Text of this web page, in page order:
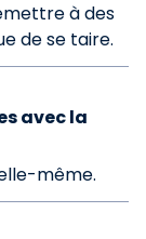
à des
de se taire.
avec la
même.